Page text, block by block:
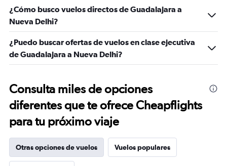
¿Cómo busco vuelos directos de Guadalajara a
Nueva Delhi?
¿Puedo buscar ofertas de vuelos en clase ejecutiva
de Guadalajara a Nueva Delhi?
Consulta miles de opciones
diferentes que te ofrece Cheapflights
para tu próximo viaje
Otras opciones de vuelos Vuelos populares